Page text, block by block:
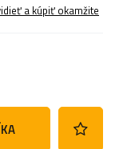
a kúpiť okamžite